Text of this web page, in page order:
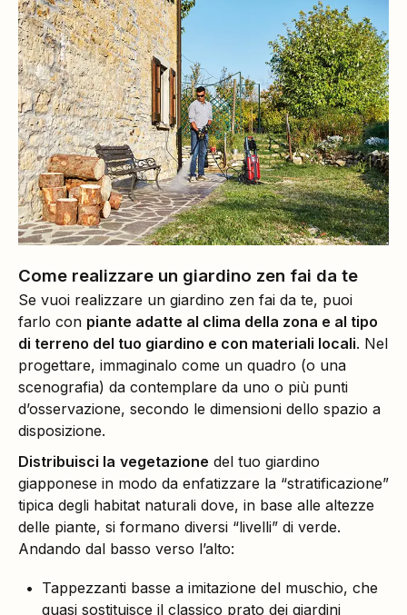
Come realizzare un giardino zen fai da te
Se vuoi realizzare un giardino zen fai da te, puoi
farlo con piante adatte al clima della zona e al tipo
di terreno del tuo giardino e con materiali locali. Nel
progettare, immaginalo come un quadro (o una
scenografia) da contemplare da uno o più punti
d’osservazione, secondo le dimensioni dello spazio a
disposizione.
Distribuisci la vegetazione del tuo giardino
giapponese in modo da enfatizzare la “stratificazione”
tipica degli habitat naturali dove, in base alle altezze
delle piante, si formano diversi “livelli” di verde.
Andando dal basso verso l’alto:
Tappezzanti basse a imitazione del muschio, che
quasi sostituisce il classico prato dei giardini